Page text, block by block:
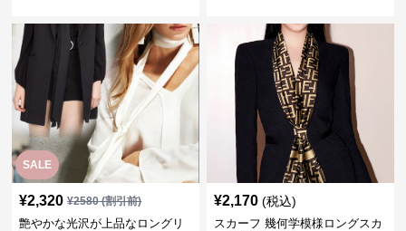
SALE
¥2,320 ¥2580(割引前)
艶やかな光沢が上品なロングリ
¥2,170 (税込)
スカーフ 幾何学模様ロングスカ